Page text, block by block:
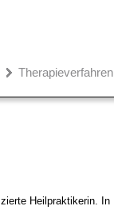
Therapieverfahren
Heilpraktikerin. In